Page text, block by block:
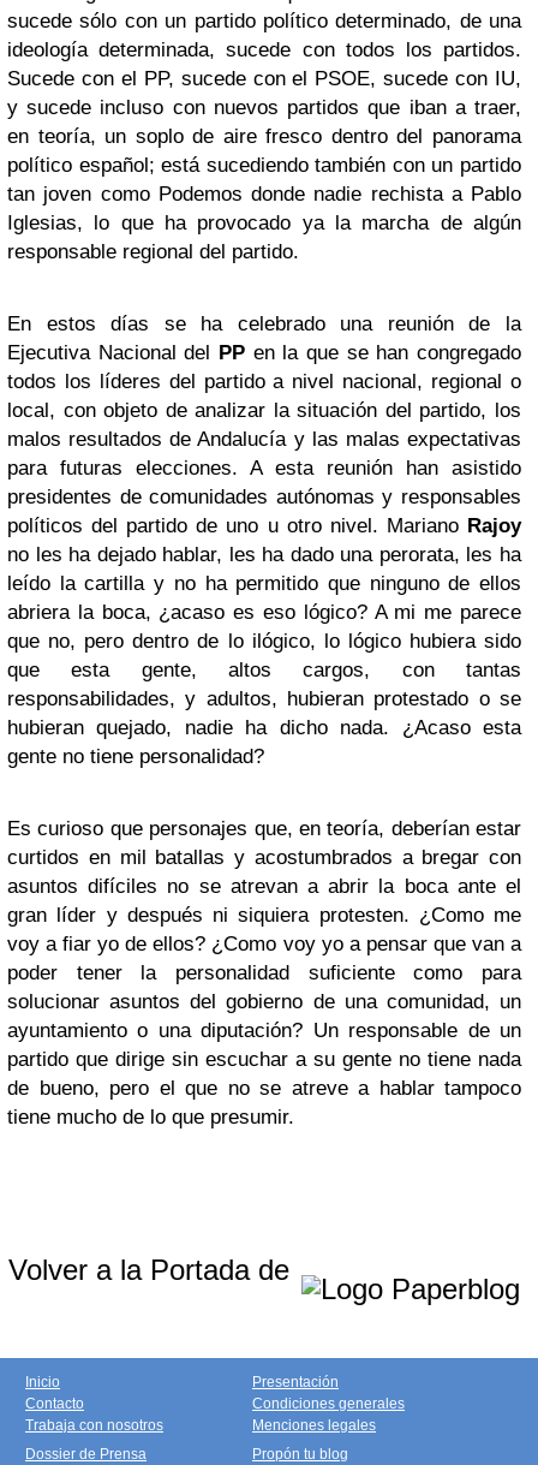
sucede sólo con un partido político determinado, de una
ideología determinada, sucede con todos los partidos.
Sucede con el PP, sucede con el PSOE, sucede con IU,
y sucede incluso con nuevos partidos que iban a traer,
en teoría, un soplo de aire fresco dentro del panorama
político español; está sucediendo también con un partido
tan joven como Podemos donde nadie rechista a Pablo
Iglesias, lo que ha provocado ya la marcha de algún
responsable regional del partido.
En estos días se ha celebrado una reunión de la
Ejecutiva Nacional del
PP en la que se han congregado
todos los líderes del partido a nivel nacional, regional o
local, con objeto de analizar la situación del partido, los
malos resultados de Andalucía y las malas expectativas
para futuras elecciones. A esta reunión han asistido
presidentes de comunidades autónomas y responsables
políticos del partido de uno u otro nivel. Mariano Rajoy
no les ha dejado hablar, les ha dado una perorata, les ha
leído la cartilla y no ha permitido que ninguno de ellos
abriera la boca, ¿acaso es eso lógico? A mi me parece
que no, pero dentro de lo ilógico, lo lógico hubiera sido
que esta gente, altos cargos, con tantas
responsabilidades, y adultos, hubieran protestado o se
hubieran quejado, nadie ha dicho nada. ¿Acaso esta
gente no tiene personalidad?
Es curioso que personajes que, en teoría, deberían estar
curtidos en mil batallas y acostumbrados a bregar con
asuntos difíciles no se atrevan a abrir la boca ante el
gran líder y después ni siquiera protesten. ¿Como me
voy a fiar yo de ellos? ¿Como voy yo a pensar que van a
poder tener la personalidad suficiente como para
solucionar asuntos del gobierno de una comunidad, un
ayuntamiento o una diputación? Un responsable de un
partido que dirige sin escuchar a su gente no tiene nada
de bueno, pero el que no se atreve a hablar tampoco
tiene mucho de lo que presumir.
Volver a la Portada de
Inicio
Contacto
Trabaja con nosotros
Presentación
Condiciones generales
Menciones legales
Dossier de Prensa
Propón tu blog